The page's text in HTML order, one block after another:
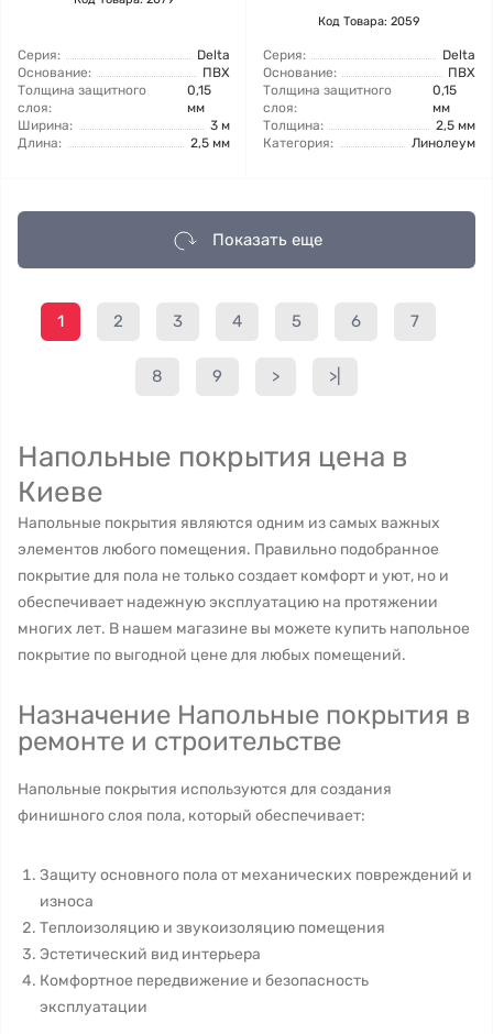
Серия:
Delta
Основание:
ПВХ
Толщина защитного
слоя:
0,15
мм
Ширина:
3 м
Длина:
2,5 мм
Код Товара: 2059
Серия:
Delta
Основание:
ПВХ
Толщина защитного
слоя:
0,15
мм
Толщина:
2,5 мм
Категория:
Линолеум
Показать еще
1 2 3 4 5 6 7
8 9 > >|
Напольные покрытия цена в
Киеве
Напольные покрытия являются одним из самых важных
элементов любого помещения. Правильно подобранное
покрытие для пола не только создает комфорт и уют, но и
обеспечивает надежную эксплуатацию на протяжении
многих лет. В нашем магазине вы можете купить напольное
покрытие по выгодной цене для любых помещений.
Назначение Напольные покрытия в
ремонте и строительстве
Напольные покрытия используются для создания
финишного слоя пола, который обеспечивает:
Защиту основного пола от механических повреждений и
износа
Теплоизоляцию и звукоизоляцию помещения
Эстетический вид интерьера
Комфортное передвижение и безопасность
эксплуатации